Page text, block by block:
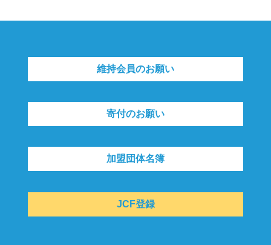
維持会員のお願い
寄付のお願い
加盟団体名簿
JCF登録